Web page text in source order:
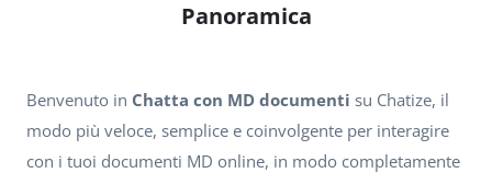
Panoramica
Benvenuto in Chatta con MD documenti su Chatize, il
modo più veloce, semplice e coinvolgente per interagire
con i tuoi documenti MD online, in modo completamente